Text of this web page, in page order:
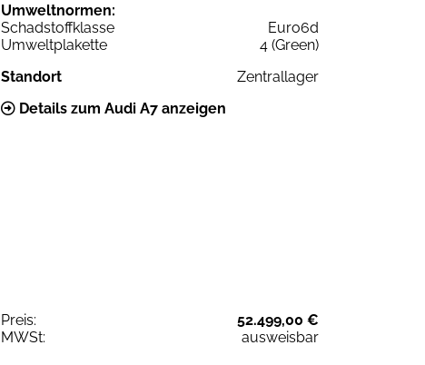
Umweltnormen:
Schadstoffklasse
Euro6d
Umweltplakette
4 (Green)
Standort
Zentrallager
Details zum Audi A7 anzeigen
Preis:
52.499,00 €
MWSt:
ausweisbar